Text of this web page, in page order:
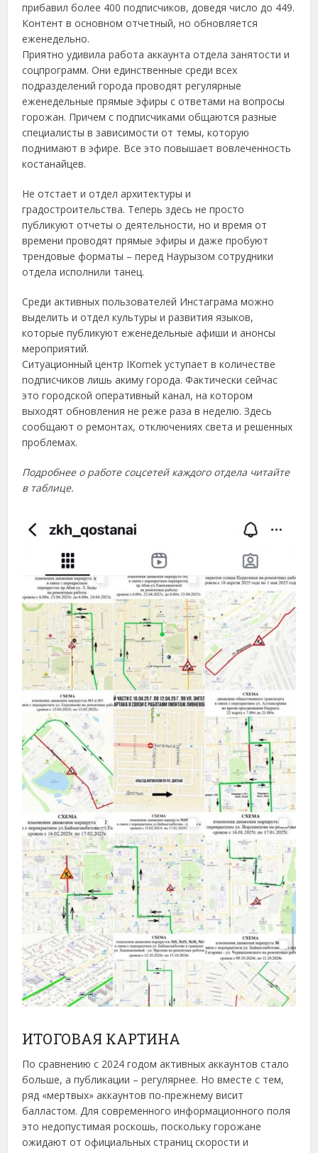
прибавил более 400 подписчиков, доведя число до 449.
Контент в основном отчетный, но обновляется
еженедельно.
Приятно удивила работа аккаунта отдела занятости и
соцпрограмм. Они единственные среди всех
подразделений города проводят регулярные
еженедельные прямые эфиры с ответами на вопросы
горожан. Причем с подписчиками общаются разные
специалисты в зависимости от темы, которую
поднимают в эфире. Все это повышает вовлеченность
костанайцев.
Не отстает и отдел архитектуры и
градостроительства. Теперь здесь не просто
публикуют отчеты о деятельности, но и время от
времени проводят прямые эфиры и даже пробуют
трендовые форматы – перед Наурызом сотрудники
отдела исполнили танец.
Среди активных пользователей Инстаграма можно
выделить и отдел культуры и развития языков,
которые публикуют еженедельные афиши и анонсы
мероприятий.
Ситуационный центр IKomek уступает в количестве
подписчиков лишь акиму города. Фактически сейчас
это городской оперативный канал, на котором
выходят обновления не реже раза в неделю. Здесь
сообщают о ремонтах, отключениях света и решенных
проблемах.
Подробнее о работе соцсетей каждого отдела читайте
в таблице.
ИТОГОВАЯ КАРТИНА
По сравнению с 2024 годом активных аккаунтов стало
больше, а публикации – регулярнее. Но вместе с тем,
ряд «мертвых» аккаунтов по-прежнему висит
балластом. Для современного информационного поля
это недопустимая роскошь, поскольку горожане
ожидают от официальных страниц скорости и